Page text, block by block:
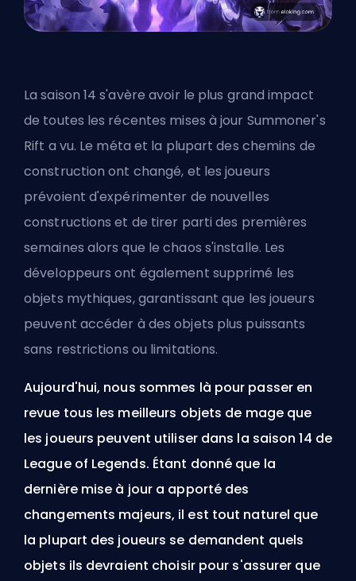
La saison 14 s'avère avoir le plus grand impact
de toutes les récentes mises à jour Summoner's
Rift a vu. Le méta et la plupart des chemins de
construction ont changé, et les joueurs
prévoient d'expérimenter de nouvelles
constructions et de tirer parti des premières
semaines alors que le chaos s'installe. Les
développeurs ont également supprimé les
objets mythiques, garantissant que les joueurs
peuvent accéder à des objets plus puissants
sans restrictions ou limitations.
Aujourd'hui, nous sommes là pour passer en
revue tous les meilleurs objets de mage que
les joueurs peuvent utiliser dans la saison 14 de
League of Legends. Étant donné que la
dernière mise à jour a apporté des
changements majeurs, il est tout naturel que
la plupart des joueurs se demandent quels
objets ils devraient choisir pour s'assurer que